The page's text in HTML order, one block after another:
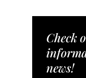
Check
news!